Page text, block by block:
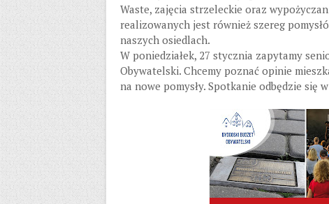
Waste, zajęcia strzeleckie oraz
realizowanych jest również szereg
naszych osiedlach.
W poniedziałek, 27 stycznia zapytamy
Obywatelski. Chcemy poznać opinie
na nowe pomysły. Spotkanie odbędzie się